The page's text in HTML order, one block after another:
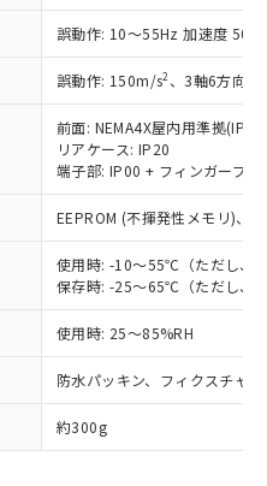
誤動作: 10～55Hz 加速度
誤動作: 150m/s2 、3軸6方向
前面: NEMA4X屋内用準拠
リアケース: IP20
端子部: IP00 + フィンガープ
EEPROM (不揮発性メモリ)、
使用時: -10～55℃（ただし、
保存時: -25～65℃（ただし、
使用時: 25～85%RH
防水パッキン、フィクスチャ
約300g
販売店や当社販売拠
ワーク
」をご確認
準価格結果を当社の
三者に漏洩または開
いします。
部品リスト作成サー
ただくには、I-Web
録されている必要が
サイト上で当社にご
ストについて、当社
利用者が、当社の製
するお客様との取
範囲で利用すること
者とは、"個人情報
て"
の「1.共同利
については閾値を超える意
などにより、予定
ます。
ンロード
ウンロードするこ
の非含有証明書
当社基準）
質）のすべてが基
します。
況下において有害物
境に深刻な影響を
ます。
社販売部門へお問
物兵器またはその他
の製造装置等に一切
を第三者に販売する
2および3の内容を当
ます。また当社は、
に係わる関係者が違
れがある場合は、取
せん。
キャンセル
の在庫状況につ
様のお取引先、ま
当のオムロン制御
当社販売員にご確
、また在庫状況の
ていない機種